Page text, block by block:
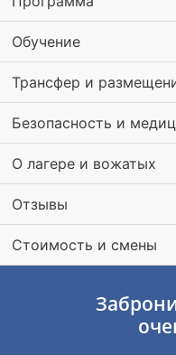
Обучение
Трансфер и
Безопасность и
О лагере и вожатых
Отзывы
Стоимость и смены